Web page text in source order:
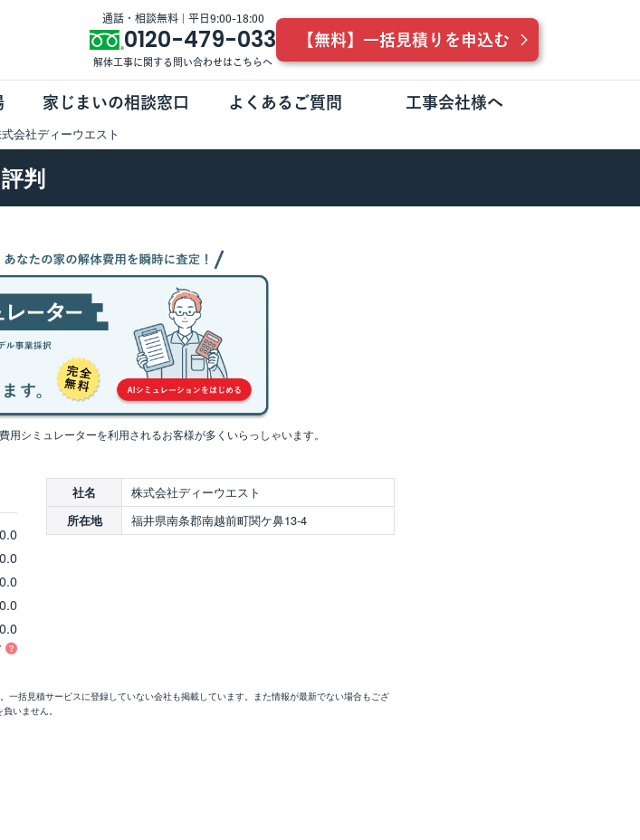
通話・相談無料 | 平日9:00-18:00
0120-479-033
解体工事に関する問い合わせはこちらへ
【無料】一括見積りを申込む
家じまいの相談窓口 よくあるご質問 工事会社様へ
会社ディーウエスト
判
シミュレーターを利用されるお客様が多くいらっしゃいます。
0.0
0.0
0.0
0.0
0.0
社名 株式会社ディーウエスト
所在地 福井県南条郡南越前町関ケ鼻13-4
括見積サービスに登録していない会社も掲載しています。また情報が最新でない場合もござ
いません。